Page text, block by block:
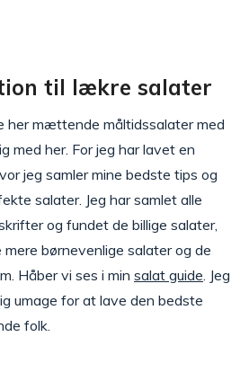
til lækre salater
her mættende måltidssalater med
med her. For jeg har lavet en
jeg samler mine bedste tips og
salater. Jeg har samlet alle
og fundet de billige salater,
børnevenlige salater og de
Håber vi ses i min salat guide . Jeg
umage for at lave den bedste
folk.